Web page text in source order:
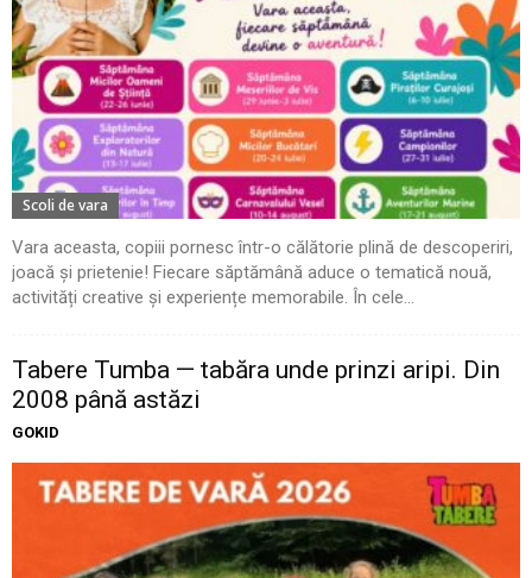
Scoli de vara
Vara aceasta, copiii pornesc într-o călătorie plină de descoperiri,
joacă și prietenie! Fiecare săptămână aduce o tematică nouă,
activități creative și experiențe memorabile. În cele...
Tabere Tumba — tabăra unde prinzi aripi. Din
2008 până astăzi
GOKID